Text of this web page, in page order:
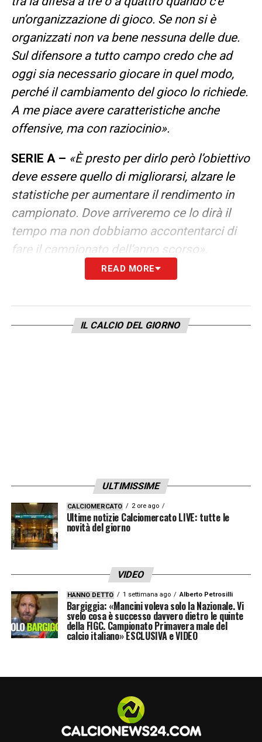
un’organizzazione di gioco. Se non si è
organizzati non va bene nessuna delle due.
Sul difensore a tutto campo credo che ad
oggi sia necessario giocare in quel modo,
perché il cambiamento del gioco lo richiede.
A me piace avere caratteristiche anche
offensive, ma con raziocinio».
SERIE A – «È presto per dirlo però l’obiettivo
deve essere quello di migliorarsi, alzare le
statistiche per aumentare il rendimento in
campionato. Dove arriveremo ce lo dirà il
tempo ma non dobbiamo accontentarci di
fare il campionato dell’anno scorso».
READ MORE
IL CALCIO DEL GIORNO
ULTIMISSIME
CALCIOMERCATO 2 ore ago
Ultime notizie Calciomercato LIVE: tutte le
novità del giorno
VIDEO
HANNO DETTO 1 settimana ago Alberto Petrosilli
Bargiggia: «Mancini voleva solo la Nazionale. Vi
svelo cosa è successo davvero dietro le quinte
della FIGC. Campionato Primavera male del
calcio italiano» ESCLUSIVA e VIDEO